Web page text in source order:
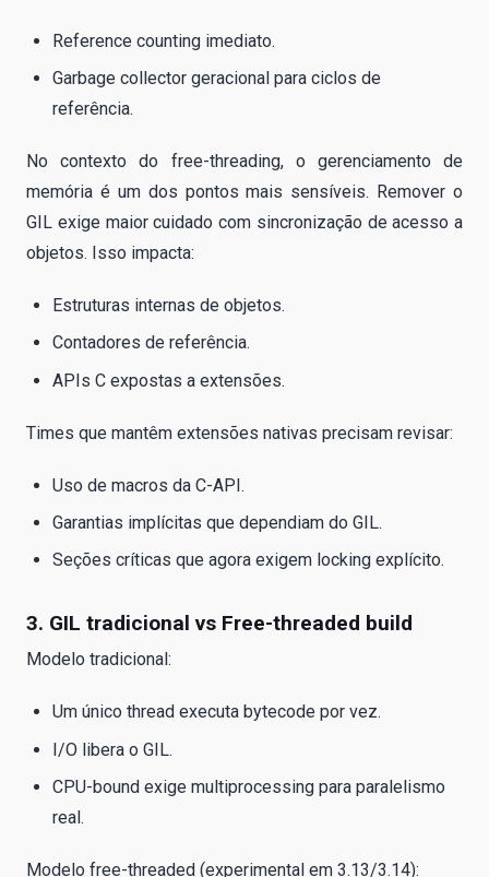
Reference counting imediato.
Garbage collector geracional para ciclos de
referência.
No contexto do free-threading, o gerenciamento de
memória é um dos pontos mais sensíveis. Remover o
GIL exige maior cuidado com sincronização de acesso a
objetos. Isso impacta:
Estruturas internas de objetos.
Contadores de referência.
APIs C expostas a extensões.
Times que mantêm extensões nativas precisam revisar:
Uso de macros da C-API.
Garantias implícitas que dependiam do GIL.
Seções críticas que agora exigem locking explícito.
3. GIL tradicional vs Free-threaded build
Modelo tradicional:
Um único thread executa bytecode por vez.
I/O libera o GIL.
CPU-bound exige multiprocessing para paralelismo
real.
Modelo free-threaded (experimental em 3.13/3.14):